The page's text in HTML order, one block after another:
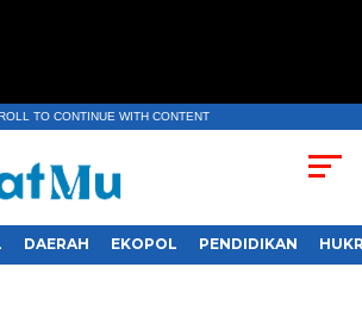
TO CONTINUE WITH CONTENT
DAERAH EKOPOL PENDIDIKAN